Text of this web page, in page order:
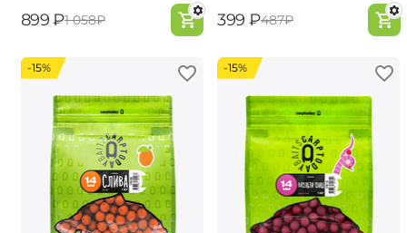
‍899‍ ₽‍1 058‍₽ ‍399‍ ₽‍487‍₽
-15% -15%